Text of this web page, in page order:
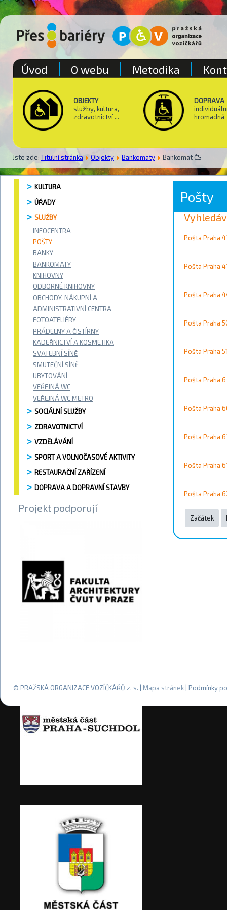
OBJEKTY
služby, kultura,
zdravotnictví ...
DOPRAVA
hromadná
Jste zde: Titulní stránka Objekty Bankomaty Bankomat ČS
Úvod O webu Metodika
KULTURA
ÚŘADY
SLUŽBY
INFOCENTRA
POŠTY
BANKY
BANKOMATY
KNIHOVNY
ODBORNÉ KNIHOVNY
OBCHODY, NÁKUPNÍ A
ADMINISTRATIVNÍ CENTRA
FOTOATELIÉRY
PRÁDELNY A ČISTÍRNY
KADEŘNICTVÍ A KOSMETIKA
SVATEBNÍ SÍNĚ
SMUTEČNÍ SÍNĚ
UBYTOVÁNÍ
VEŘEJNÁ WC
VEŘEJNÁ WC METRO
SOCIÁLNÍ SLUŽBY
ZDRAVOTNICTVÍ
VZDĚLÁVÁNÍ
SPORT A VOLNOČASOVÉ AKTIVITY
RESTAURAČNÍ ZAŘÍZENÍ
DOPRAVA A DOPRAVNÍ STAVBY
Projekt podporují
Pošty
Vyhledat
Kontakty
Město
Strana 5
Pošta Praha
Pošta Praha
Pošta Praha
Pošta Praha
Pošta Praha
Pošta Praha 6
Pošta Praha
Pošta Praha
Pošta Praha
Pošta Praha
Začátek
© PRAŽSKÁ ORGANIZACE VOZÍČKÁŘŮ z. s. | Mapa stránek | Podmínky